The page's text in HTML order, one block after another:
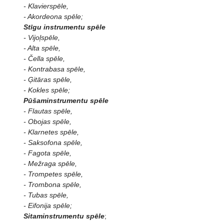
- Klavierspēle,
- Akordeona spēle;
Stīgu instrumentu spēle
- Vijoļspēle,
- Alta spēle,
- Čella spēle,
- Kontrabasa spēle,
- Ģitāras spēle,
- Kokles spēle;
Pūšaminstrumentu spēle
- Flautas spēle,
- Obojas spēle,
- Klarnetes spēle,
- Saksofona spēle,
- Fagota spēle,
- Mežraga spēle,
- Trompetes spēle,
- Trombona spēle,
- Tubas spēle,
- Eifonija spēle;
Sitaminstrumentu spēle;